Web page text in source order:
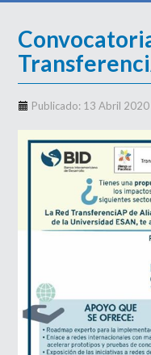
Publicado: 13 Abril 2020